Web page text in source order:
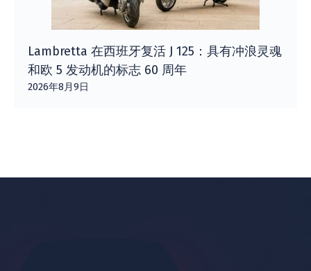
Lambretta 在西班牙复活 J 125：具有冲浪灵魂
和欧 5 发动机的标志 60 周年
2026年8月9日